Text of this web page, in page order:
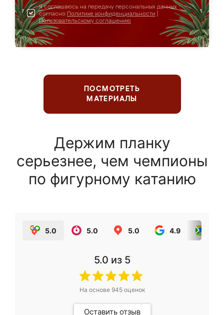
Я соглашаюсь на передачу персональных данных
согласно Политике конфиденциальности
Пользовательскому соглашению
ПОСМОТРЕТЬ
МАТЕРИАЛЫ
Держим планку
серьезнее, чем чемпионы
по фигурному катанию
5.0 5.0 5.0 4.9
5.0 из 5
На основе 945оценок
Оставить отзыв